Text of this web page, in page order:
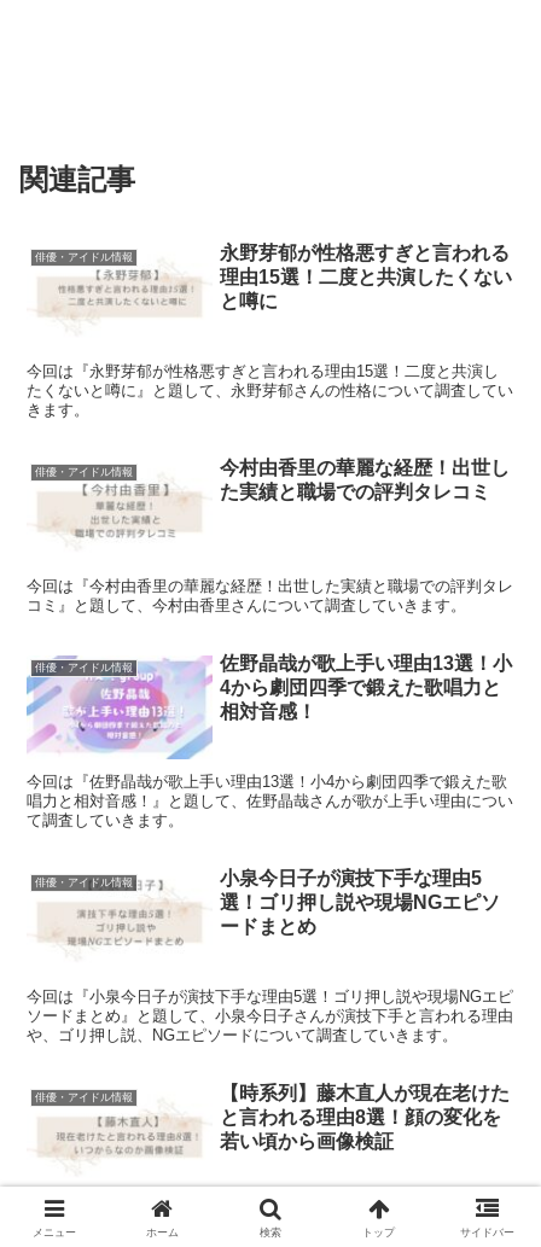
関連記事
俳優・アイドル情報
永野芽郁が性格悪すぎと言われる
理由15選！二度と共演したくない
と噂に
今回は『永野芽郁が性格悪すぎと言われる理由15選！二度と共演し
たくないと噂に』と題して、永野芽郁さんの性格について調査してい
きます。
俳優・アイドル情報
今村由香里の華麗な経歴！出世し
た実績と職場での評判タレコミ
今回は『今村由香里の華麗な経歴！出世した実績と職場での評判タレ
コミ』と題して、今村由香里さんについて調査していきます。
俳優・アイドル情報
佐野晶哉が歌上手い理由13選！小
4から劇団四季で鍛えた歌唱力と
相対音感！
今回は『佐野晶哉が歌上手い理由13選！小4から劇団四季で鍛えた歌
唱力と相対音感！』と題して、佐野晶哉さんが歌が上手い理由につい
て調査していきます。
俳優・アイドル情報
小泉今日子が演技下手な理由5
選！ゴリ押し説や現場NGエピソ
ードまとめ
今回は『小泉今日子が演技下手な理由5選！ゴリ押し説や現場NGエピ
ソードまとめ』と題して、小泉今日子さんが演技下手と言われる理由
や、ゴリ押し説、NGエピソードについて調査していきます。
俳優・アイドル情報
【時系列】藤木直人が現在老けた
と言われる理由8選！顔の変化を
若い頃から画像検証
今回は『【時系列】藤木直人が現在老けたと言われる理由8選！顔の
変化を若い頃から画像検証』と題して藤木直人さんが現在老けたと言
メニュー ホーム 検索 トップ サイドバー